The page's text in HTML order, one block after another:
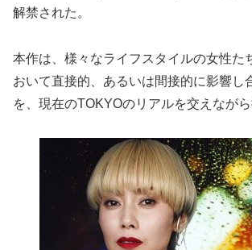
解禁された。
本作は、様々なライフスタイルの女性た
おいて直接的、あるいは間接的に影響し
を、現在のTOKYOのリアルを交えながら